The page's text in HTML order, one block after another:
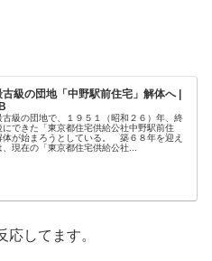
級の団地「中野駅前住宅」解体へ |
級の団地で、１９５１（昭和２６）年、終
にできた「東京都住宅供給公社中野駅前住
体が始まろうとしている。 築６８年を迎え
、現在の「東京都住宅供給公社...
応してます。